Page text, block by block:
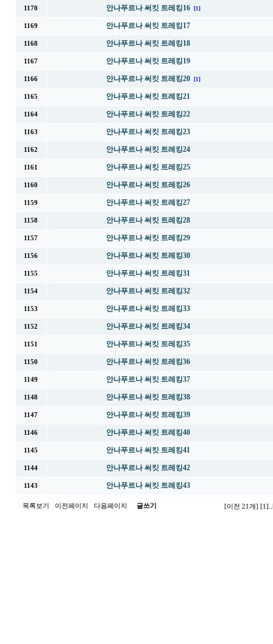
1170 안나푸르나 써킷 트레킹16 [1]
1169 안나푸르나 써킷 트레킹17
1168 안나푸르나 써킷 트레킹18
1167 안나푸르나 써킷 트레킹19
1166 안나푸르나 써킷 트레킹20 [1]
1165 안나푸르나 써킷 트레킹21
1164 안나푸르나 써킷 트레킹22
1163 안나푸르나 써킷 트레킹23
1162 안나푸르나 써킷 트레킹24
1161 안나푸르나 써킷 트레킹25
1160 안나푸르나 써킷 트레킹26
1159 안나푸르나 써킷 트레킹27
1158 안나푸르나 써킷 트레킹28
1157 안나푸르나 써킷 트레킹29
1156 안나푸르나 써킷 트레킹30
1155 안나푸르나 써킷 트레킹31
1154 안나푸르나 써킷 트레킹32
1153 안나푸르나 써킷 트레킹33
1152 안나푸르나 써킷 트레킹34
1151 안나푸르나 써킷 트레킹35
1150 안나푸르나 써킷 트레킹36
1149 안나푸르나 써킷 트레킹37
1148 안나푸르나 써킷 트레킹38
1147 안나푸르나 써킷 트레킹39
1146 안나푸르나 써킷 트레킹40
1145 안나푸르나 써킷 트레킹41
1144 안나푸르나 써킷 트레킹42
1143 안나푸르나 써킷 트레킹43
목록보기 이전페이지 다음페이지 글쓰기 [이전 21개] [1]